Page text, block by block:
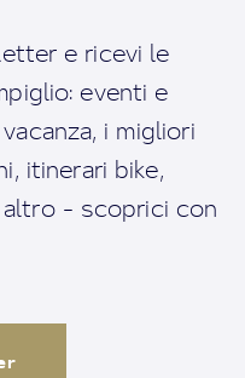
e ricevi le
eventi e
i migliori
itinerari bike,
- scoprici con